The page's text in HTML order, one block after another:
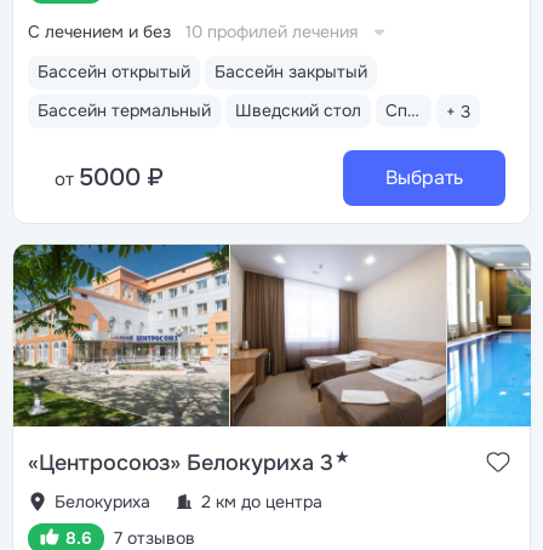
Бассейн открытый
Бассейн закрытый
Бассейн термальный
Шведский стол Спа-услуги + 3
С лечением и без 10 профилей лечения
от 5000 ₽ Выбрать
«Центросоюз» Белокуриха 3★
Белокуриха
2 км до центра
8.6
7 отзывов